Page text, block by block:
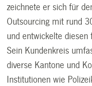
zeichnete er sich für
Outsourcing mit rund
und entwickelte
Sein Kundenkreis
diverse Kantone und
Institutionen wie